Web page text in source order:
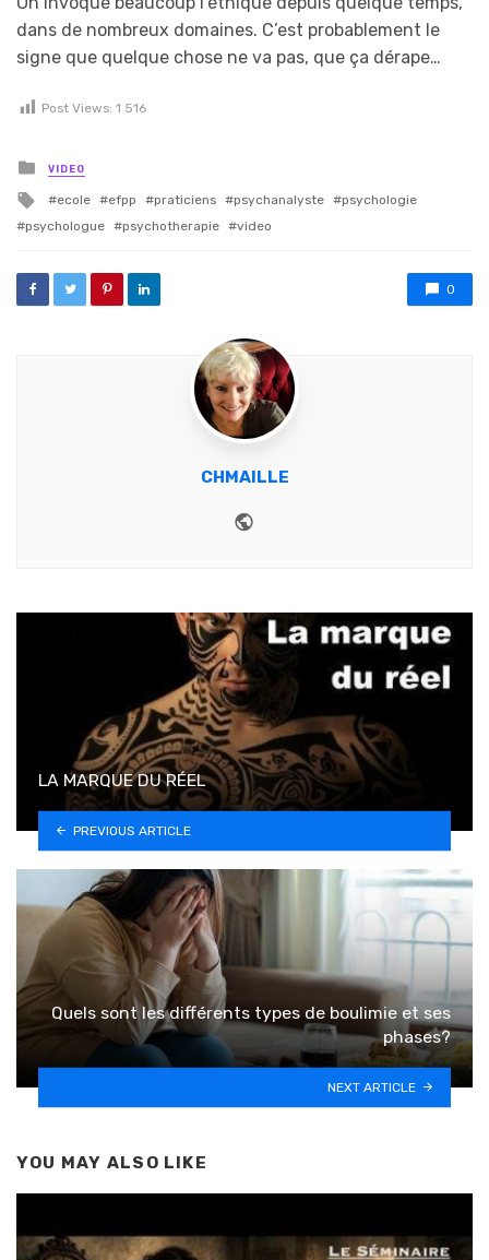
dans de nombreux domaines. C’est probablement le
signe que quelque chose ne va pas, que ça dérape…
Post Views: 1 516
Posted in
VIDEO
Tagged with
ecole efpp praticiens psychanalyste
psychologie
psychologue
psychotherapie video
0
CHMAILLE
LA MARQUE DU RÉEL
PREVIOUS ARTICLE
Quels sont les différents types de boulimie et ses
phases?
NEXT ARTICLE
YOU MAY ALSO LIKE